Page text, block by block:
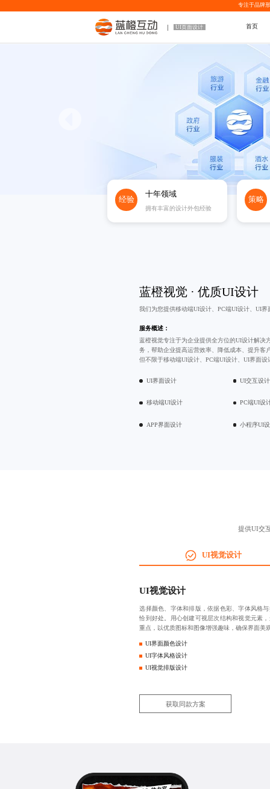
专注于品牌
UI页面设计 首页
经验
十年领域
拥有丰富的设计外包经验
策略
蓝橙视觉 · 优质UI设计
我们为您提供移动端UI设计、PC端UI设计、UI
服务概述：
蓝橙视觉专注于为企业提供全方位的UI设计解决
务，帮助企业提高运营效率、降低成本、提升客
但不限于移动端UI设计、PC端UI设计、UI界面设
UI界面设计 UI交互设计
移动端UI设计 PC端UI设
APP界面设计 小程序UI
提供UI交
‌UI视觉设计
‌UI视觉设计
选择颜色、字体和排版，依据色彩、字体风格
恰到好处。用心创建可视层次结构和视觉元素
重点，以优质图标和图像增强趣味，确保界面美
UI界面颜色设计
UI字体风格设计
UI视觉排版设计
获取同款方案